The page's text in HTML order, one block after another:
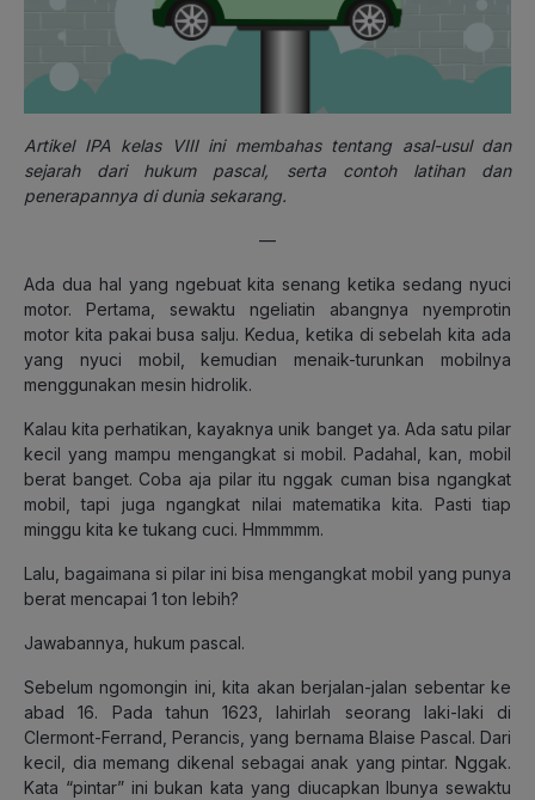
Artikel IPA kelas VIII ini membahas tentang asal-usul dan
sejarah dari hukum pascal, serta contoh latihan dan
penerapannya di dunia sekarang.
—
Ada dua hal yang ngebuat kita senang ketika sedang nyuci
motor. Pertama, sewaktu ngeliatin abangnya nyemprotin
motor kita pakai busa salju. Kedua, ketika di sebelah kita ada
yang nyuci mobil, kemudian menaik-turunkan mobilnya
menggunakan mesin hidrolik.
Kalau kita perhatikan, kayaknya unik banget ya. Ada satu pilar
kecil yang mampu mengangkat si mobil. Padahal, kan, mobil
berat banget. Coba aja pilar itu nggak cuman bisa ngangkat
mobil, tapi juga ngangkat nilai matematika kita. Pasti tiap
minggu kita ke tukang cuci. Hmmmmm.
Lalu, bagaimana si pilar ini bisa mengangkat mobil yang punya
berat mencapai 1 ton lebih?
Jawabannya, hukum pascal.
Sebelum ngomongin ini, kita akan berjalan-jalan sebentar ke
abad 16. Pada tahun 1623, lahirlah seorang laki-laki di
Clermont-Ferrand, Perancis, yang bernama Blaise Pascal. Dari
kecil, dia memang dikenal sebagai anak yang pintar. Nggak.
Kata “pintar” ini bukan kata yang diucapkan Ibunya sewaktu